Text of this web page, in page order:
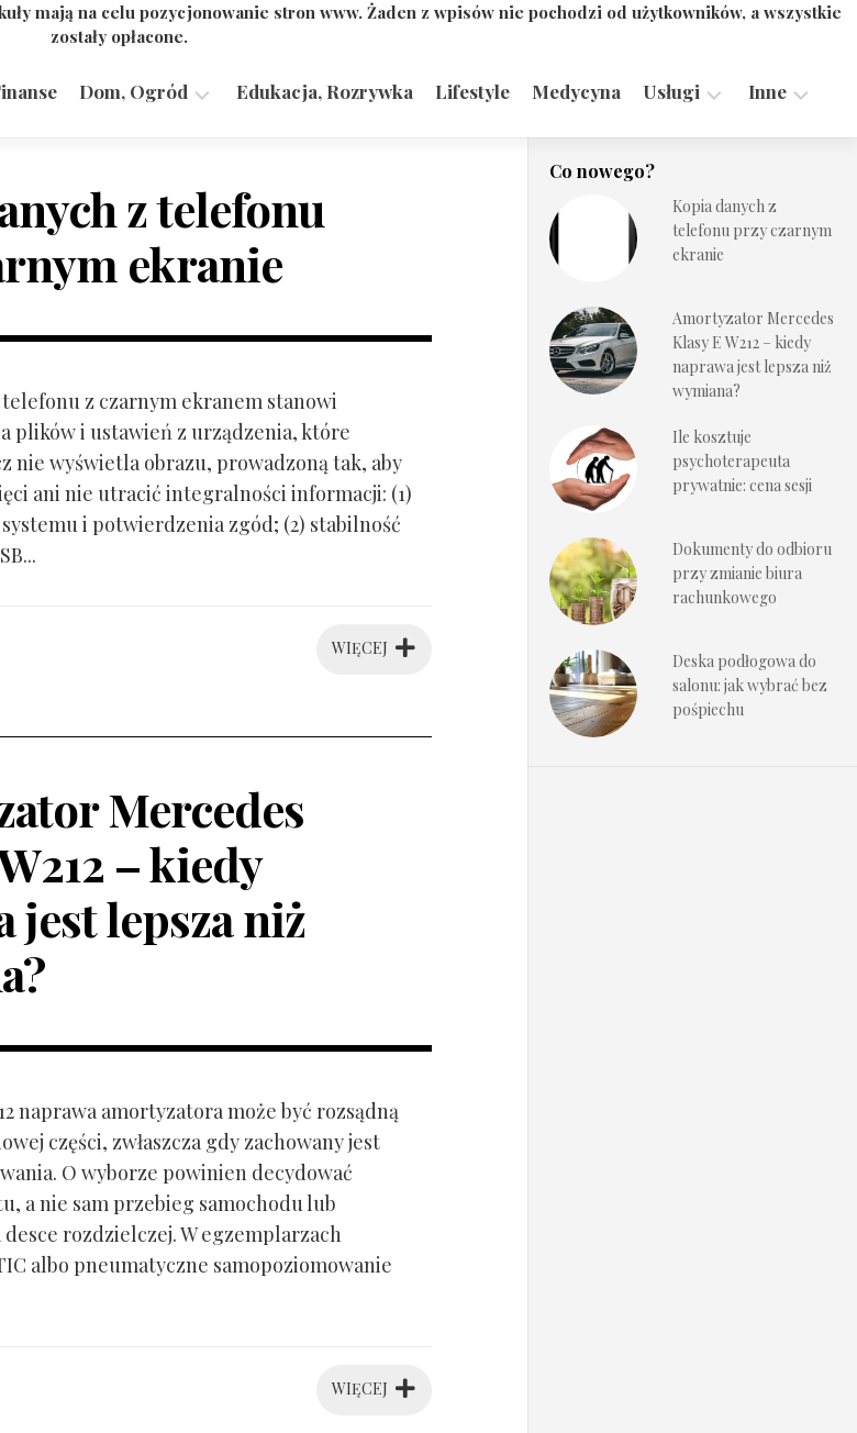
mają na celu pozycjonowanie stron www. Żaden z wpisów nie pochodzi od użytkowników, a wszystkie
zostały opłacone.
Dom, Ogród Edukacja, Rozrywka Lifestyle Medycyna Usługi
Technologie
Inne
z telefonu
ekranie
z czarnym ekranem stanowi
plików i ustawień z urządzenia, które
nie wyświetla obrazu, prowadzoną tak, aby
ani nie utracić integralności informacji: (1)
i potwierdzenia zgód; (2) stabilność
WIĘCEJ
Mercedes
– kiedy
jest lepsza niż
naprawa amortyzatora może być rozsądną
części, zwłaszcza gdy zachowany jest
O wyborze powinien decydować
a nie sam przebieg samochodu lub
rozdzielczej. W egzemplarzach
albo pneumatyczne samopoziomowanie
WIĘCEJ
Co nowego?
Kopia danych z
telefonu przy czarnym
ekranie
Amortyzator Mercedes
Klasy E W212 – kiedy
naprawa jest lepsza niż
wymiana?
Ile kosztuje
psychoterapeuta
prywatnie: cena sesji
Dokumenty do odbioru
przy zmianie biura
rachunkowego
Deska podłogowa do
salonu: jak wybrać bez
pośpiechu